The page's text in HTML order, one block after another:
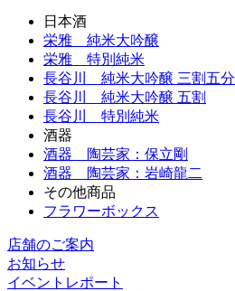
日本酒
栄雅 純米大吟醸
栄雅 特別純米
長谷川 純米大吟醸 三割五分
長谷川 純米大吟醸 五割
長谷川 特別純米
酒器
酒器 陶芸家：保立剛
酒器 陶芸家：岩崎龍二
その他商品
フラワーボックス
店舗のご案内
お知らせ
イベントレポート